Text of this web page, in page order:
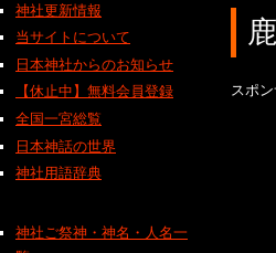
スポ
神社更新情報
当サイトについて
日本神社からのお知らせ
【休止中】無料会員登録
全国一宮総覧
日本神話の世界
神社用語辞典
神社ご祭神・神名・人名一